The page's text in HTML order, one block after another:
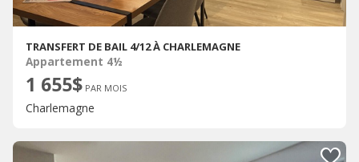
TRANSFERT DE BAIL 4/12 À CHARLEMAGNE
Appartement 4½
1 655$ PAR MOIS
Charlemagne